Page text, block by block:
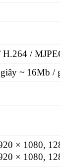
H.264 /
~ 16Mb /
× 1080,
× 1080,